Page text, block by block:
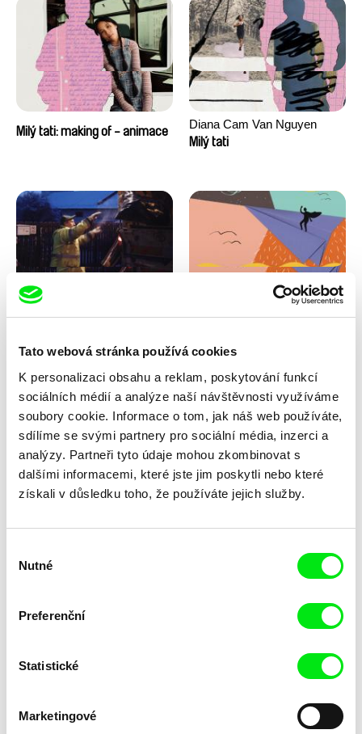
Tato webová stránka používá cookies
K personalizaci obsahu a reklam, poskytování funkcí
sociálních médií a analýze naší návštěvnosti využíváme
soubory cookie. Informace o tom, jak náš web používáte,
sdílíme se svými partnery pro sociální média, inzerci a
analýzy. Partneři tyto údaje mohou zkombinovat s
dalšími informacemi, které jste jim poskytli nebo které
získali v důsledku toho, že používáte jejich služby.
souhlasu
Nutné
Preferenční
Statistické
Marketingové
Milý tati: making of - animace
Diana Cam Van Nguyen
Milý tati
Kryštof Zvolánek
Laila Pakalniņa